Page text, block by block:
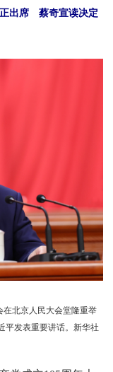
出席 蔡奇宣读决定
在北京人民大会堂隆重举
平发表重要讲话。新华社